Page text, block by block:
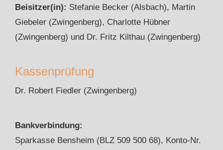
Beisitzer(in): Stefanie Becker (Alsbach), Martin
Giebeler (Zwingenberg), Charlotte Hübner
(Zwingenberg) und Dr. Fritz Kilthau (Zwingenberg)
Kassenprüfung
Dr. Robert Fiedler (Zwingenberg)
Bankverbindung:
Sparkasse Bensheim (BLZ 509 500 68), Konto-Nr.